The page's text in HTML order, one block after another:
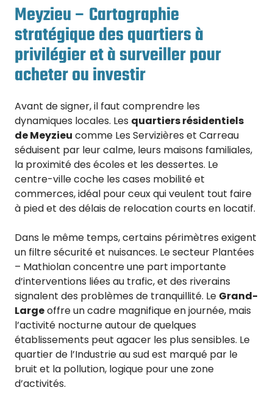
Meyzieu – Cartographie
stratégique des quartiers à
privilégier et à surveiller pour
acheter ou investir
Avant de signer, il faut comprendre les
dynamiques locales. Les quartiers résidentiels
de Meyzieu comme Les Servizières et Carreau
séduisent par leur calme, leurs maisons familiales,
la proximité des écoles et les dessertes. Le
centre-ville coche les cases mobilité et
commerces, idéal pour ceux qui veulent tout faire
à pied et des délais de relocation courts en locatif.
Dans le même temps, certains périmètres exigent
un filtre sécurité et nuisances. Le secteur Plantées
– Mathiolan concentre une part importante
d’interventions liées au trafic, et des riverains
signalent des problèmes de tranquillité. Le Grand-
Largeoffre un cadre magnifique en journée, mais
l’activité nocturne autour de quelques
établissements peut agacer les plus sensibles. Le
quartier de l’Industrie au sud est marqué par le
bruit et la pollution, logique pour une zone
d’activités.